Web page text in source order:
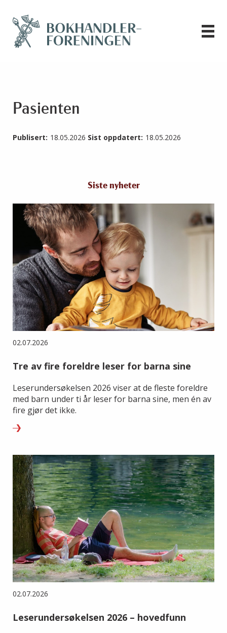
Pasienten
Publisert: 18.05.2026 Sist oppdatert: 18.05.2026
Siste nyheter
02.07.2026
Tre av fire foreldre leser for barna sine
Leserundersøkelsen 2026 viser at de fleste foreldre
med barn under ti år leser for barna sine, men én av
fire gjør det ikke.
02.07.2026
Leserundersøkelsen 2026 – hovedfunn